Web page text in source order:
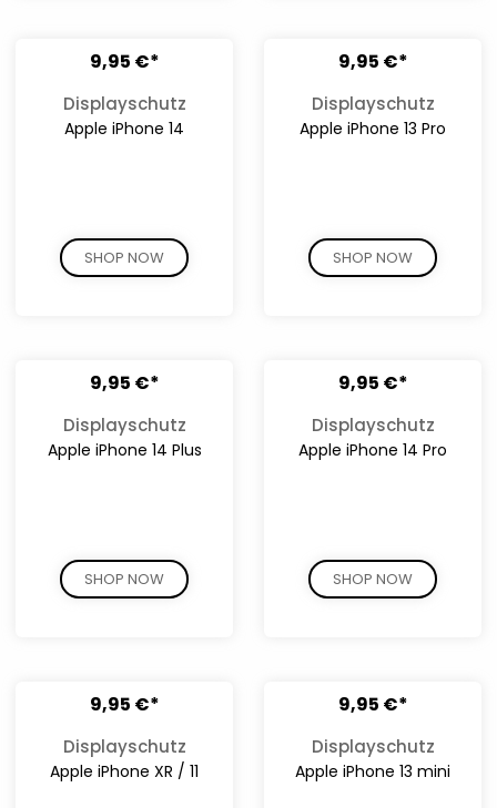
9,95 €*
Displayschutz
Apple iPhone 14
SHOP NOW
9,95 €*
Displayschutz
Apple iPhone 13 Pro
SHOP NOW
9,95 €*
Displayschutz
Apple iPhone 14 Plus
SHOP NOW
9,95 €*
Displayschutz
Apple iPhone 14 Pro
SHOP NOW
9,95 €*
Displayschutz
Apple iPhone XR / 11
9,95 €*
Displayschutz
Apple iPhone 13 mini